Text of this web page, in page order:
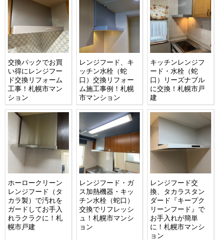
交換パックでお買
い得にレンジフー
ド交換リフォーム
工事！札幌市マン
ション
レンジフード、キ
ッチン水栓（蛇
口）交換リフォー
ム施工事例！札幌
市マンション
キッチンレンジフ
ード・水栓（蛇
口）リーズナブル
に交換！札幌市戸
建
ホーロークリーン
レンジフード（タ
カラ製）で汚れを
ガードしてお手入
れラクラクに！札
幌市戸建
レンジフード・ガ
ス加熱機器・キッ
チン水栓（蛇口）
交換でリフレッシ
ュ！札幌市マンシ
ョン
レンジフード交
換、タカラスタン
ダード『キープク
リーンフード』で
お手入れが簡単
に！札幌市マンシ
ョン